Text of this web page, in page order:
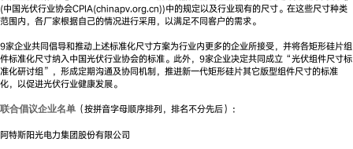
(中国光伏行业协会CPIA(chinapv.org.cn))中的规定以及行业现有的尺寸。在这些尺寸种类
范围内，各厂家根据自己的情况进行采用，以满足不同客户的需求。
9家企业共同倡导和推动上述标准化尺寸方案为行业内更多的企业所接受，并将各矩形硅片组
件标准化尺寸纳入中国光伏行业协会的标准。此外，9家企业决定共同成立“光伏组件尺寸标
准化研讨组”，形成定期沟通及协同机制，推进新一代矩形硅片其它版型组件尺寸的标准
化，以促进光伏行业健康发展。
联合倡议企业名单 （按拼音字母顺序排列，排名不分先后）：
阿特斯阳光电力集团股份有限公司